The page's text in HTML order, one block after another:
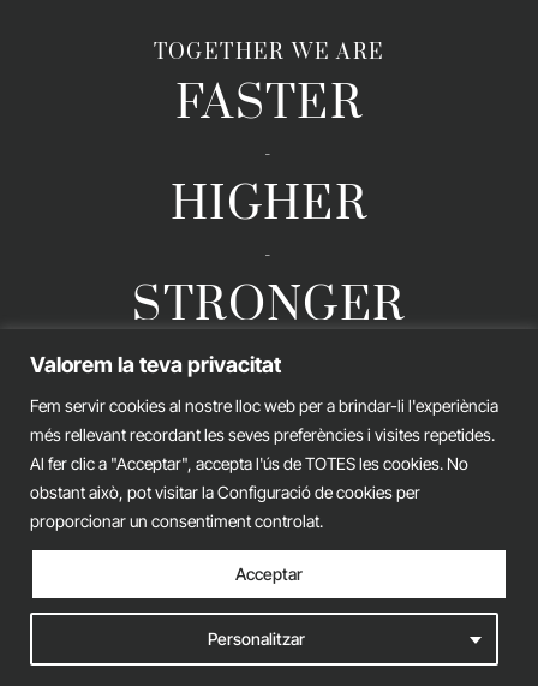
Valorem la teva privacitat
Fem servir cookies al nostre lloc web per a brindar-li l'experiència
més rellevant recordant les seves preferències i visites repetides.
Al fer clic a "Acceptar", accepta l'ús de TOTES les cookies. No
obstant això, pot visitar la Configuració de cookies per
proporcionar un consentiment controlat.
Personalitzar
Acceptar
TOGETHER WE ARE
FASTER
-
HIGHER
-
STRONGER
GERARD ESTEVA © 2026. ALL RIGHTS RESERVED
Legal advice Privacy policy Cookies policy
iònic.web